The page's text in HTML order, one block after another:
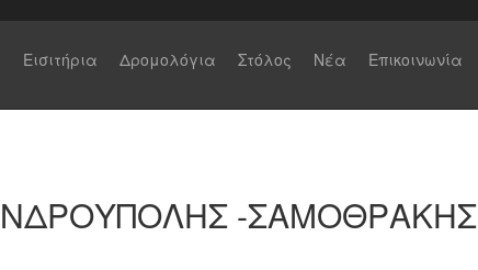
Εισιτήρια Δρομολόγια Στόλος Νέα Επικοινωνία
-ΣΑΜΟΘΡΑΚΗΣ